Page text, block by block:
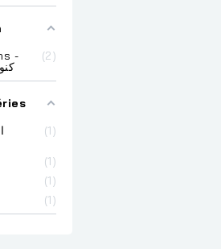
-
2
1
1
1
1